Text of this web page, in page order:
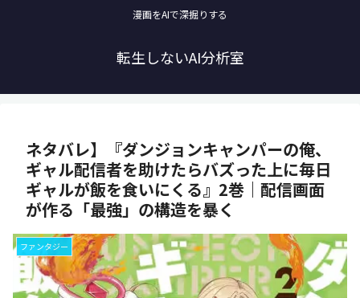
漫画をAIで深掘りする
転生しないAI分析室
ネタバレ】『ダンジョンキャンパーの俺、
ギャル配信者を助けたらバズった上に毎日
ギャルが飯を食いにくる』2巻｜配信画面
が作る「最強」の構造を暴く
ファンタジー